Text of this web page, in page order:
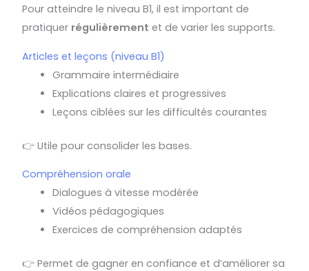
Pour atteindre le niveau B1, il est important de
pratiquer régulièrement et de varier les supports.
Articles et leçons (niveau B1)
Grammaire intermédiaire
Explications claires et progressives
Leçons ciblées sur les difficultés courantes
👉 Utile pour consolider les bases.
Compréhension orale
Dialogues à vitesse modérée
Vidéos pédagogiques
Exercices de compréhension adaptés
👉 Permet de gagner en confiance et d’améliorer sa